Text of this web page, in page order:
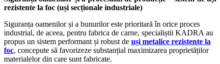
rezistente la foc (uși secționale industriale)
Siguranța oamenilor și a bunurilor este prioritară în orice proces
industrial, de aceea, pentru fabrica de carne, specialiștii KADRA au
propus un sistem performant și robust de uși metalice rezistente la
foc, concepute să favorizeze substanțial maximizarea proprietăților
materialelor din care sunt fabricate.